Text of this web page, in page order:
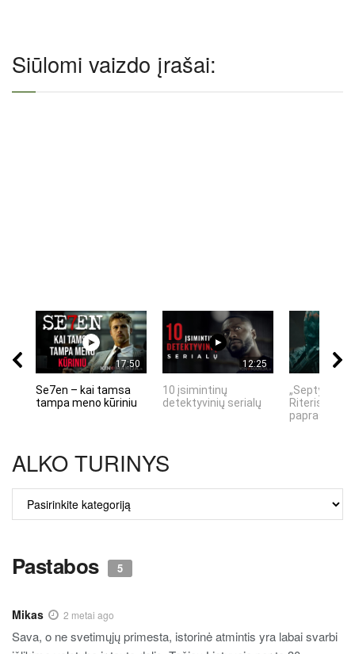
Siūlomi vaizdo įrašai:
17:50
Se7en – kai tamsa
tampa meno kūriniu
12:25
10 įsimintinų
detektyvinių serialų
„Septynių
Riteris" – kai
ALKO TURINYS
TURINYS
Pastabos 5
Mikas 2 metai ago
Sava, o ne svetimųjų primesta, istorinė atmintis yra labai svarbi